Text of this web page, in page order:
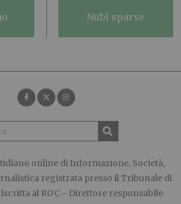
nubi sparse
online di Informazione, Società,
registrata presso il Tribunale di
al ROC - Direttore responsabile